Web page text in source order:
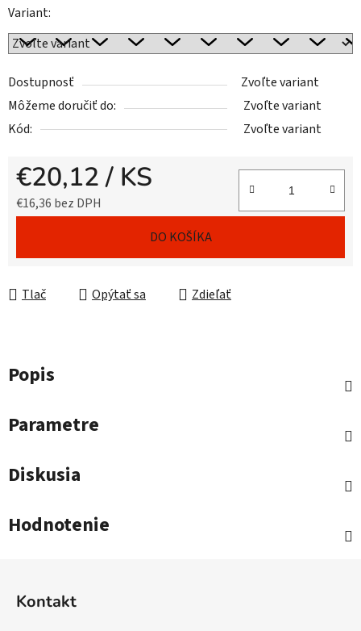
Variant:
Dostupnosť
Zvoľte variant
Môžeme doručiť do:
Zvoľte variant
Kód:
Zvoľte variant
€20,12/ KS
€16,36 bez DPH
DO KOŠÍKA
Tlač Opýtať sa Zdieľať
Popis
Parametre
Diskusia
Hodnotenie
Kontakt